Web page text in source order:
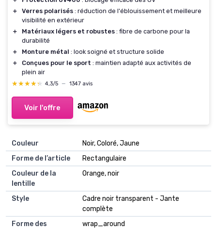
＋
Verres polarisés : réduction de l'éblouissement et meilleure
visibilité en extérieur
＋
Matériaux légers et robustes : fibre de carbone pour la
durabilité
＋
Monture métal : look soigné et structure solide
＋
Conçues pour le sport : maintien adapté aux activités de
plein air
★★★★★
★★★★★ 4,3/5 — 1347 avis
Voir l'offre
Couleur
Noir, Coloré, Jaune
Forme de l’article
Rectangulaire
Couleur de la
lentille
Orange, noir
Style
Cadre noir transparent - Jante
complète
Forme des
wrap_around